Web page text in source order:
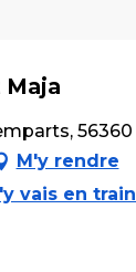
M'y rendre
vais en